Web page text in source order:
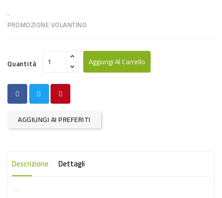
ALIMENTI
CASA
INSETTICIDI
CARTA
-
.
PROMOZIONE VOLANTINO
Quantità Aggiungi Al Carrello
AGGIUNGI AI PREFERITI
Descrizione Dettagli
.